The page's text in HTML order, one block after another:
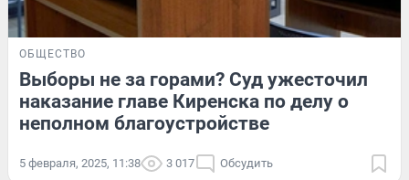
ОБЩЕСТВО
Выборы не за горами? Суд ужесточил
наказание главе Киренска по делу о
неполном благоустройстве
5 февраля, 2025, 11:38 3 017 Обсудить